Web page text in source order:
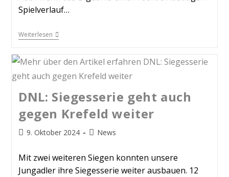
Spielverlauf…
Weiterlesen
DNL: Siegesserie geht auch
gegen Krefeld weiter
9. Oktober 2024 News
Mit zwei weiteren Siegen konnten unsere
Jungadler ihre Siegesserie weiter ausbauen. 12